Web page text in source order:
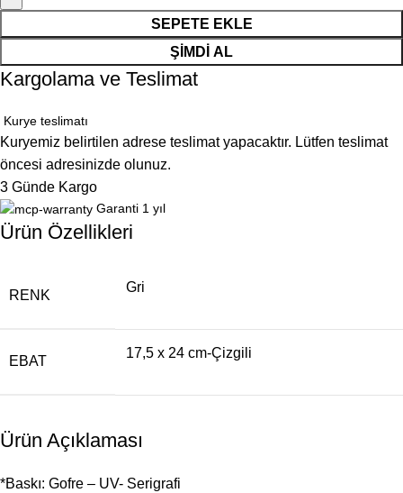
SEPETE EKLE
ŞIMDI AL
Kargolama ve Teslimat
Kurye teslimatı
Kuryemiz belirtilen adrese teslimat yapacaktır. Lütfen teslimat
öncesi adresinizde olunuz.
3 Günde Kargo
Garanti 1 yıl
Ürün Özellikleri
RENK
Gri
EBAT
17,5 x 24 cm-Çizgili
Ürün Açıklaması
*Baskı: Gofre – UV- Serigrafi